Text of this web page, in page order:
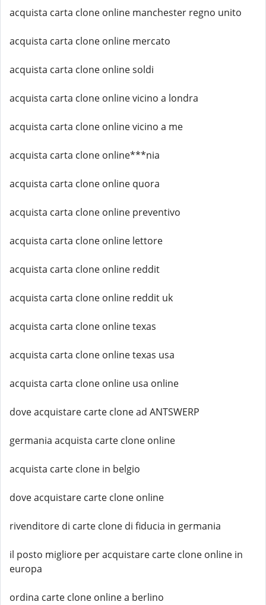
acquista carta clone online manchester regno unito
acquista carta clone online mercato
acquista carta clone online soldi
acquista carta clone online vicino a londra
acquista carta clone online vicino a me
acquista carta clone online***nia
acquista carta clone online quora
acquista carta clone online preventivo
acquista carta clone online lettore
acquista carta clone online reddit
acquista carta clone online reddit uk
acquista carta clone online texas
acquista carta clone online texas usa
acquista carta clone online usa online
dove acquistare carte clone ad ANTSWERP
germania acquista carte clone online
acquista carte clone in belgio
dove acquistare carte clone online
rivenditore di carte clone di fiducia in germania
il posto migliore per acquistare carte clone online in
europa
ordina carte clone online a berlino